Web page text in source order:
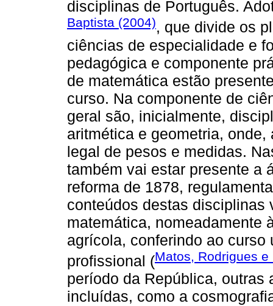
disciplinas de Português.
Baptista (2004), que divide os
ciências de especialidade e
pedagógica e componente
de matemática estão
curso. Na componente de
geral são, inicialmente,
aritmética e geometria,
legal de pesos e medidas.
também vai estar presente a
reforma de 1878,
conteúdos destas disciplinas
matemática, nomeadamente
agrícola, conferindo ao curso
profissional (Matos, Rodrigues
período da República, outras
incluídas, como a